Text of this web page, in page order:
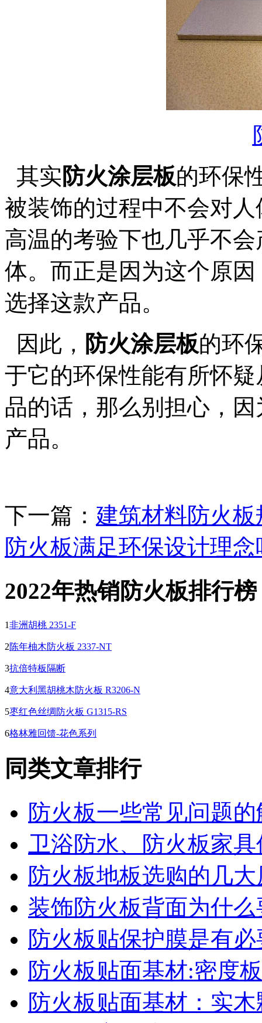
其实 防火涂层板的环保
被装饰的过程中不会对
高温的考验下也几乎不
体。而正是因为这个原
选择这款产品。
因此， 防火涂层板的环
于它的环保性能有所怀
品的话，那么别担心，
产品。
下一篇： 建筑材料防火
防火板满足环保设计理念
2022年热销防火板排行榜
1非洲胡桃 2351-F
2陈年柚木防火板 2337-NT
3抗倍特板隔断
4意大利黑胡桃木防火板 R3206-N
5枣红色丝绸防火板 G1315-RS
6格林雅回馈-花色系列
同类文章排行
防火板一些常见问题
卫浴防水、防火板家
防火板地板选购的几
装饰防火板背面为什
防火板贴保护膜是有
防火板贴面基材:密度
防火板贴面基材：实